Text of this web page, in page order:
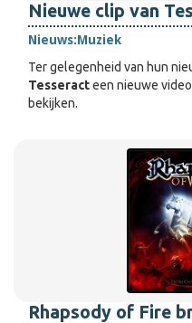
Nieuwe clip van
Nieuws:Muziek
Ter gelegenheid van hun
Tesseracteen nieuwe
bekijken.
Rhapsody of Fire